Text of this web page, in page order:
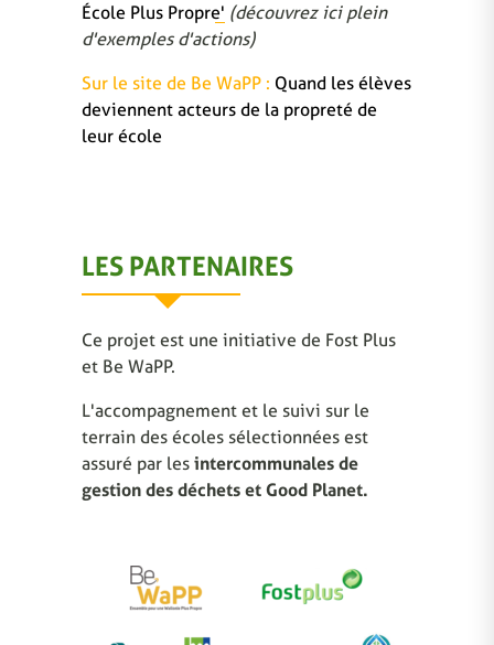
École Plus Propre' (découvrez ici plein
d'exemples d'actions)
Sur le site de Be WaPP : Quand les élèves
deviennent acteurs de la propreté de
leur école
LES PARTENAIRES
Ce projet est une initiative de Fost Plus
et Be WaPP.
L'accompagnement et le suivi sur le
terrain des écoles sélectionnées est
assuré par les intercommunales de
gestion des déchets et Good Planet.